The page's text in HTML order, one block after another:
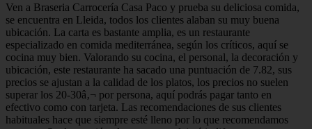
Ven a Braseria Carrocería Casa Paco y prueba su deliciosa comida,
se encuentra en Lleida, todos los clientes alaban su muy buena
ubicación. La carta es bastante amplia, es un restaurante
especializado en comida mediterránea, según los críticos, aquí se
cocina muy bien. Valorando su cocina, el personal, la decoración y
ubicación, este restaurante ha sacado una puntuación de 7.82, sus
precios se ajustan a la calidad de los platos, los precios no suelen
superar los 20-30â‚¬ por persona, aquí podrás pagar tanto en
efectivo como con tarjeta. Las recomendaciones de sus clientes
habituales hace que siempre esté lleno por lo que recomendamos